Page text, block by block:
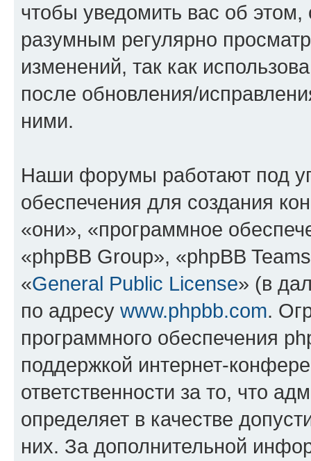
чтобы уведомить вас об
разумным регулярно
изменений, так как
после обновления/
ними.
Наши форумы работают под
обеспечения для создания
«они», «программное
«phpBB Group», «phpBB
«General Public License» (в
по адресу www.phpbb.com.
программного обеспечения
поддержкой интернет-
ответственности за то, что
определяет в качестве
них. За дополнительной